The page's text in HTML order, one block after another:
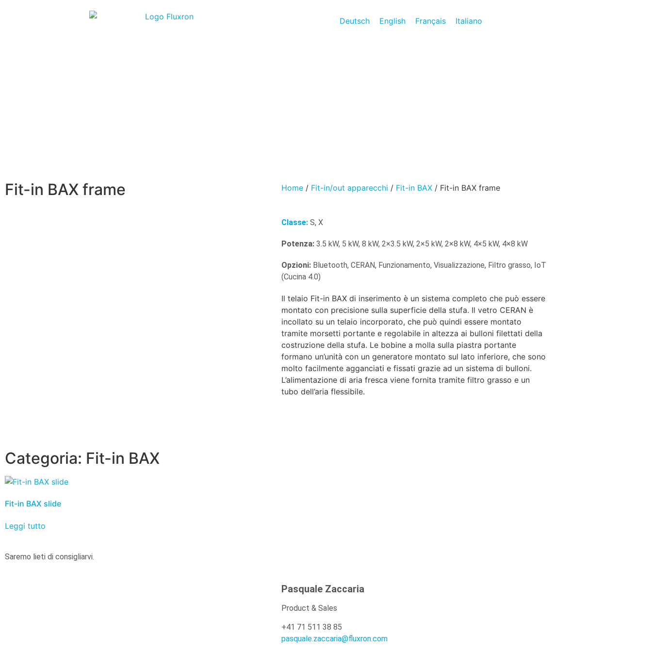
Deutsch English Français Italiano
Fit-in BAX frame Home / Fit-in/out apparecchi / Fit-in BAX / Fit-in BAX frame
Classe: S, X
Potenza: 3.5 kW, 5 kW, 8 kW, 2×3.5 kW, 2×5 kW, 2×8 kW, 4×5 kW, 4×8 kW
Opzioni: Bluetooth, CERAN, Funzionamento, Visualizzazione, Filtro grasso, IoT
(Cucina 4.0)
Il telaio Fit-in BAX di inserimento è un sistema completo che può essere
montato con precisione sulla superficie della stufa. Il vetro CERAN è
incollato su un telaio incorporato, che può quindi essere montato
tramite morsetti portante e regolabile in altezza ai bulloni filettati della
costruzione della stufa. Le bobine a molla sulla piastra portante
formano un’unità con un generatore montato sul lato inferiore, che sono
molto facilmente agganciati e fissati grazie ad un sistema di bulloni.
L’alimentazione di aria fresca viene fornita tramite filtro grasso e un
tubo dell’aria flessibile.
Categoria: Fit-in BAX
Fit-in BAX slide
Leggi tutto
Saremo lieti di consigliarvi.
Pasquale Zaccaria
Product & Sales
+41 71 511 38 85
pasquale.zaccaria@fluxron.com